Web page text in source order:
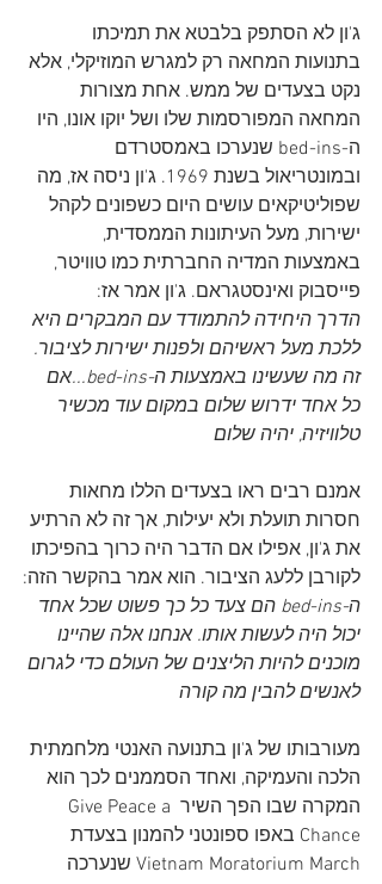
ג'ון לא הסתפק בלבטא את תמיכתו
בתנועות המחאה רק למגרש המוזיקלי, אלא
נקט בצעדים של ממש. אחת מצורות
המחאה המפורסמות שלו ושל יוקו אונו, היו
ה-bed-ins שנערכו באמסטרדם
ובמונטריאול בשנת 1969. ג'ון ניסה אז, מה
שפוליטיקאים עושים היום כשפונים לקהל
ישירות, מעל העיתונות הממסדית,
באמצעות המדיה החברתית כמו טוויטר,
פייסבוק ואינסטגראם. ג'ון אמר אז:
הדרך היחידה להתמודד עם המבקרים היא
ללכת מעל ראשיהם ולפנות ישירות לציבור.
זה מה שעשינו באמצעות ה-bed-ins...אם
כל אחד ידרוש שלום במקום עוד מכשיר
טלוויזיה, יהיה שלום
אמנם רבים ראו בצעדים הללו מחאות
חסרות תועלת ולא יעילות, אך זה לא הרתיע
את ג'ון, אפילו אם הדבר היה כרוך בהפיכתו
לקורבן ללעג הציבור. הוא אמר בהקשר הזה:
ה-bed-ins הם צעד כל כך פשוט שכל אחד
יכול היה לעשות אותו. אנחנו אלה שהיינו
מוכנים להיות הליצנים של העולם כדי לגרום
לאנשים להבין מה קורה
מעורבותו של ג'ון בתנועה האנטי מלחמתית
הלכה והעמיקה, ואחד הסממנים לכך הוא
המקרה שבו הפך השיר Give Peace a
Chance באפו ספונטני להמנון בצעדת
Vietnam Moratorium March שנערכה